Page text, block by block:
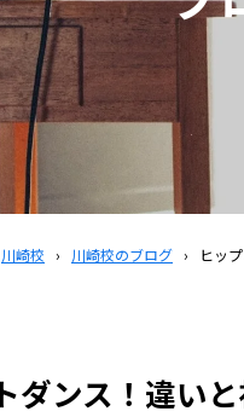
川崎校 › 川崎校のブログ › ヒッ
ダンス！違い